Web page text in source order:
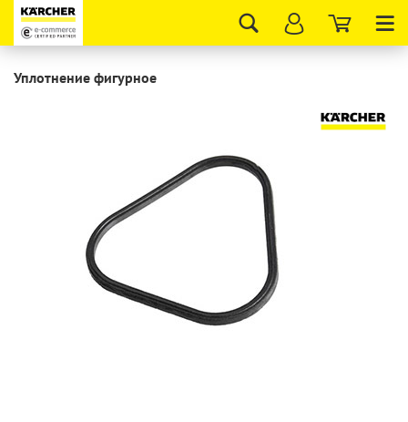
Уплотнение фигурное